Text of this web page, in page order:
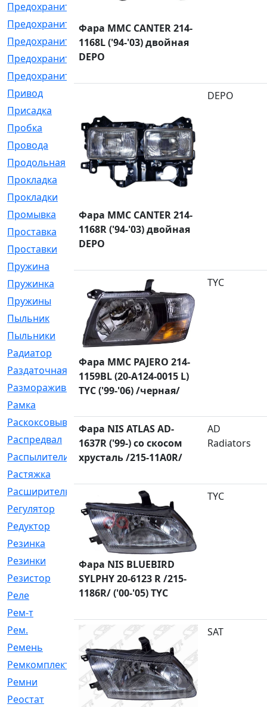
Предохранитель
Предохранитель_б
[18]
Предохранитель_м
[21]
Предохранитель_фл.
Предохранительная
Привод
Присадка
Пробка
[1]
Провода
[231]
Продольная
[1]
Прокладка
[2726]
Прокладки
Промывка
[13]
Проставка
[58]
Проставки
Пружина
[23]
Пружинка
Пружины
[326]
Пыльник
[1202]
Пыльники
[5]
Радиатор
Раздаточная
[1]
Размораживатель
[1]
Рамка
Раскоксовывание
[4]
Распредвал
[41]
Распылители
[226]
Растяжка
Расширительный
Регулятор
[5]
Редуктор
[17]
Резинка
[15]
Резинки
[6]
Резистор
[1]
Реле
[20]
Рем-т
Рем.
[2]
Ремень
[2060]
Ремкомплект
[1924]
Ремни
[21]
Реостат
[1]
Фара MMC CANTER 214-
1168L ('94-'03) двойная
DEPO
Фара MMC CANTER 214-
1168R ('94-'03) двойная
DEPO
DEPO
Фара MMC PAJERO 214-
1159BL (20-A124-0015 L)
TYC ('99-'06) /черная/
TYC
Фара NIS ATLAS AD-
1637R ('99-) со скосом
хрусталь /215-11A0R/
AD
Radiators
Фара NIS BLUEBIRD
SYLPHY 20-6123 R /215-
1186R/ ('00-'05) TYC
TYC
SAT